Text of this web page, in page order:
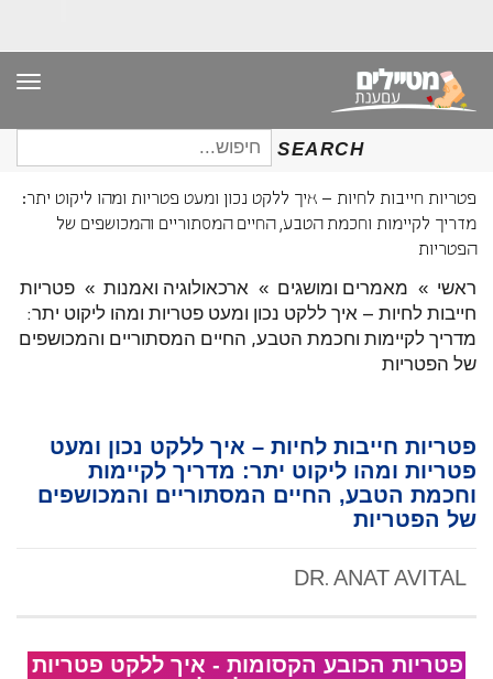
SEARCH
חיפוש
עבור:
פטריות חייבות לחיות – איך ללקט נכון ומעט פטריות ומהו ליקוט יתר:
מדריך לקיימות וחכמת הטבע, החיים המסתוריים והמכושפים של
הפטריות
ראשי » מאמרים ומושגים » ארכאולוגיה ואמנות » פטריות
חייבות לחיות – איך ללקט נכון ומעט פטריות ומהו ליקוט יתר:
מדריך לקיימות וחכמת הטבע, החיים המסתוריים והמכושפים
של הפטריות
פטריות חייבות לחיות – איך ללקט נכון ומעט
פטריות ומהו ליקוט יתר: מדריך לקיימות
וחכמת הטבע, החיים המסתוריים והמכושפים
של הפטריות
פטריות הכובע הקסומות - איך ללקט פטריות